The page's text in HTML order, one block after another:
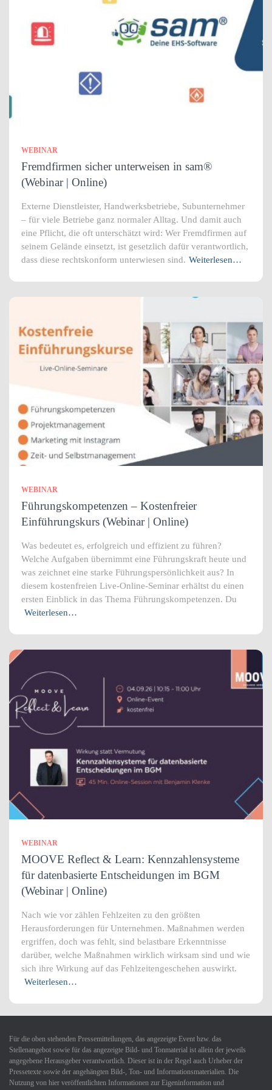
WEBINAR
Fremdfirmen sicher unterweisen in sam®
(Webinar | Online)
Externe Dienstleister, Handwerksbetriebe, Subunternehmer
– für viele Betriebe ganz normaler Alltag. Und damit auch
eine Pflicht, die oft unterschätzt wird: Wer Fremdfirmen auf
seinem Gelände einsetzt, ist gesetzlich dafür verantwortlich,
dass diese rechtskonform unterwiesen sind. Weiterlesen…
WEBINAR
Führungskompetenzen – Kostenfreier
Einführungskurs (Webinar | Online)
Was bedeutet es, erfolgreich und effizient zu führen?
Welche Aufgaben übernimmt eine Führungskraft heute und
was zeichnet eine starke Führungspersönlichkeit aus? In
diesem kostenfreien Live-Online-Seminar erhältst du einen
ersten Einblick in das Thema Führungskompetenzen. Du
Weiterlesen…
WEBINAR
MOOVE Reflect & Learn: Kennzahlensysteme
für datenbasierte Entscheidungen im BGM
(Webinar | Online)
Nach wie vor zählen Fehlzeiten zu den größten
Herausforderungen für Unternehmen. Maßnahmen werden
ergriffen, doch was fehlt, sind belastbare Erkenntnisse
darüber, welche Maßnahmen wirklich wirksam sind und wie
sich ihre Wirkung auf das Fehlzeitengeschehen auswirkt.
Weiterlesen…
Für die oben stehenden Pressemitteilungen, das angezeigte Event bzw. das
Stellenangebot sowie für das angezeigte Bild- und Tonmaterial ist allein der jeweils
angegebene Herausgeber verantwortlich. Dieser ist in der Regel auch Urheber der
Pressetexte sowie der angehängten Bild-, Ton- und Informationsmaterialien. Die
Nutzung von hier veröffentlichten Informationen zur Eigeninformation und